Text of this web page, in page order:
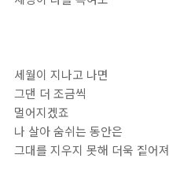
세월이 지나고 나면
그댄 더 조금씩
멀어지겠죠
나 살아 숨쉬는 동안은
그대를 지우지 못해 더욱 짙어져